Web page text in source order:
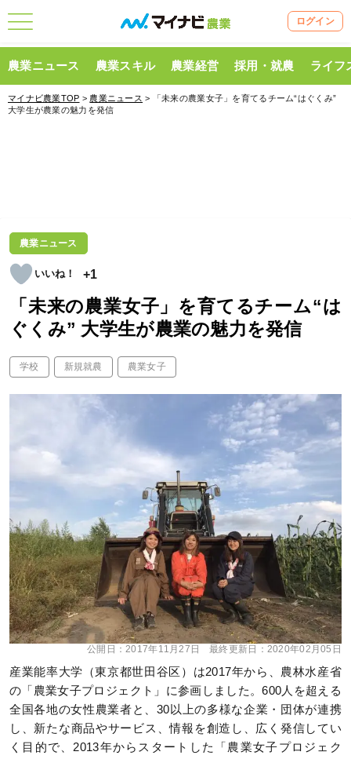
ログイン
農業ニュース 農業スキル 農業経営 採用・就農 ライフ
マイナビ農業TOP > 農業ニュース > 「未来の農業女子」を育てるチーム“はぐくみ”
大学生が農業の魅力を発信
農業ニュース
+1
「未来の農業女子」を育てるチーム“は
ぐくみ” 大学生が農業の魅力を発信
学校 新規就農 農業女子
公開日：2017年11月27日 最終更新日： 2020年02月05日
産業能率大学（東京都世田谷区）は2017年から、農林水産省
の「農業女子プロジェクト」に参画しました。600人を超える
全国各地の女性農業者と、30以上の多様な企業・団体が連携
し、新たな商品やサービス、情報を創造し、広く発信してい
く目的で、2013年からスタートした「農業女子プロジェク